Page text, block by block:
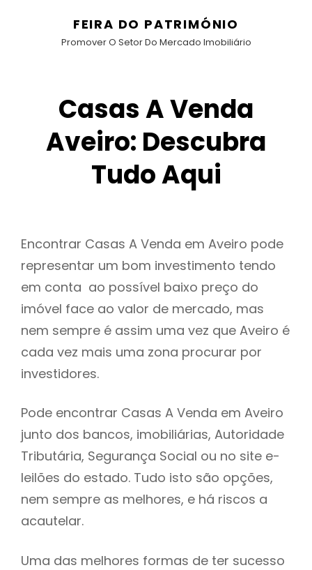
FEIRA DO PATRIMÓNIO
Promover O Setor Do Mercado Imobiliário
Casas A Venda
Aveiro: Descubra
Tudo Aqui
Encontrar Casas A Venda em Aveiro pode
representar um bom investimento tendo
em conta ao possível baixo preço do
imóvel face ao valor de mercado, mas
nem sempre é assim uma vez que Aveiro é
cada vez mais uma zona procurar por
investidores.
Pode encontrar Casas A Venda em Aveiro
junto dos bancos, imobiliárias, Autoridade
Tributária, Segurança Social ou no site e-
leilões do estado. Tudo isto são opções,
nem sempre as melhores, e há riscos a
acautelar.
Uma das melhores formas de ter sucesso